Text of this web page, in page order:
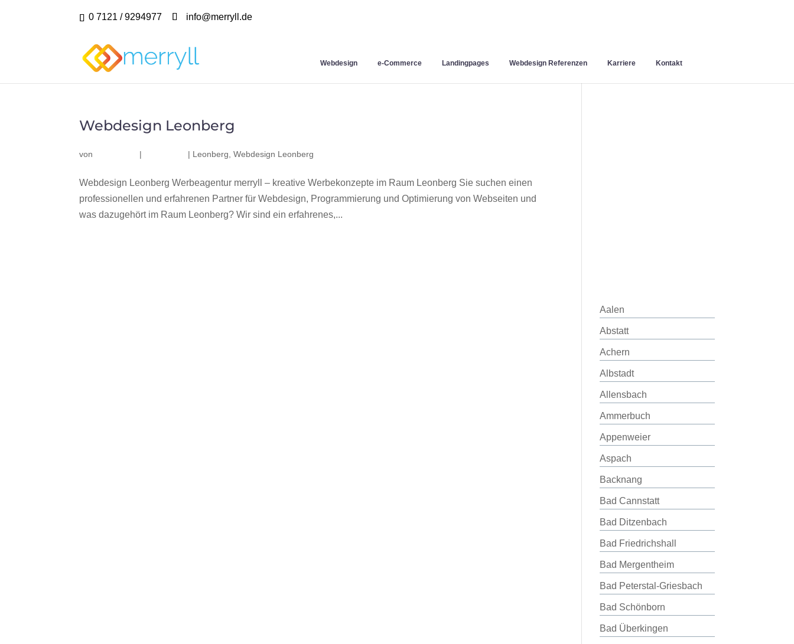
0 7121 / 9294977 info@merryll.de
Webdesign e-Commerce Landingpages Webdesign Referenzen Karriere Kontakt
Webdesign Leonberg
von | | Leonberg ,Webdesign Leonberg
Webdesign Leonberg Werbeagentur merryll – kreative Werbekonzepte im Raum Leonberg Sie suchen einen
professionellen und erfahrenen Partner für Webdesign, Programmierung und Optimierung von Webseiten und
was dazugehört im Raum Leonberg? Wir sind ein erfahrenes,...
Aalen
Abstatt
Achern
Albstadt
Allensbach
Ammerbuch
Appenweier
Aspach
Backnang
Bad Cannstatt
Bad Ditzenbach
Bad Friedrichshall
Bad Mergentheim
Bad Peterstal-Griesbach
Bad Schönborn
Bad Überkingen